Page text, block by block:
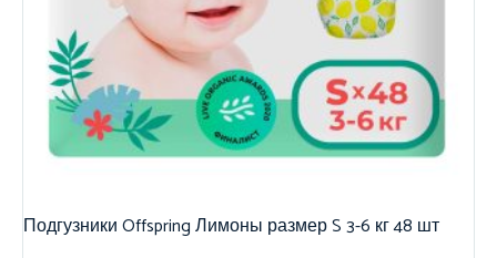
Подгузники Offspring Лимоны размер S 3-6 кг 48 шт